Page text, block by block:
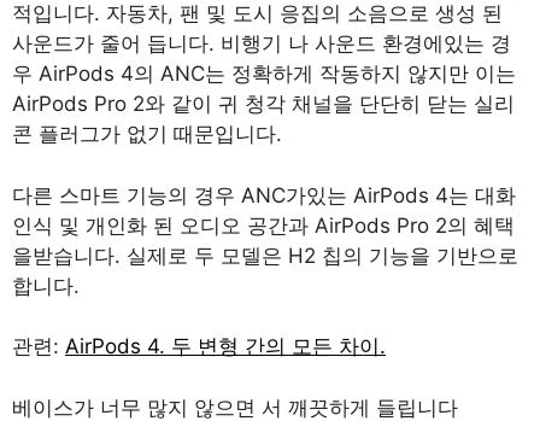
적입니다. 자동차, 팬 및 도시 응집의 소음으로 생성 된
사운드가 줄어 듭니다. 비행기 나 사운드 환경에있는 경
우 AirPods 4의 ANC는 정확하게 작동하지 않지만 이는
AirPods Pro 2와 같이 귀 청각 채널을 단단히 닫는 실리
콘 플러그가 없기 때문입니다.
다른 스마트 기능의 경우 ANC가있는 AirPods 4는 대화
인식 및 개인화 된 오디오 공간과 AirPods Pro 2의 혜택
을받습니다. 실제로 두 모델은 H2 칩의 기능을 기반으로
합니다.
관련: AirPods 4. 두 변형 간의 모든 차이.
베이스가 너무 많지 않으면 서 깨끗하게 들립니다